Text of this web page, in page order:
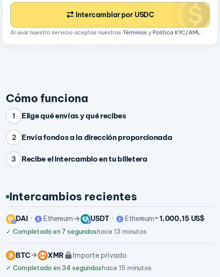
Intercambiar por USDC
Al usar nuestro servicio aceptas nuestros Términos y Política KYC/AML.
Cómo funciona
1 Elige qué envías y qué recibes
2 Envía fondos a la dirección proporcionada
3 Recibe el intercambio en tu billetera
Intercambios recientes
DAI Ethereum USDT Ethereum~ 1.000,15 US$
✓ Completado en 7 segundoshace 13 minutos
BTC XMR Importe privado
✓ Completado en 34 segundoshace 15 minutos